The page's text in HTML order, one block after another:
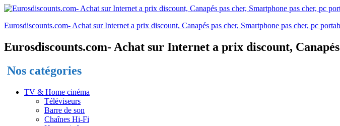
Eurosdiscounts.com- Achat sur Internet a prix discount, Canapés pas cher, Smartphone pas cher, pc
Eurosdiscounts.com- Achat sur Internet a prix discount,
Nos catégories
TV & Home cinéma
Téléviseurs
Barre de son
Chaînes Hi-Fi